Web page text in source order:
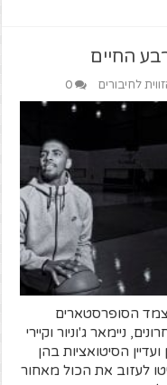
החיים
לחיבורים 0
צמד הסופרסטארים
ניימאר ג'וניור וקיירי
ועדיין הסיטואציות בהן
לעזוב את הכול מאחור